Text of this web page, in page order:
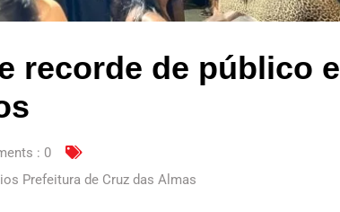
recorde de público e
: 0
Prefeitura de Cruz das Almas